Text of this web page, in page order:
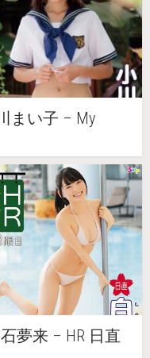
まい子 – My
石夢来 – HR 日直